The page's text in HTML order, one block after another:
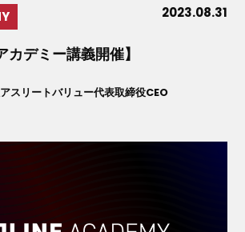
2023.08.31
カデミー講義開催】
スリートバリュー代表取締役CEO